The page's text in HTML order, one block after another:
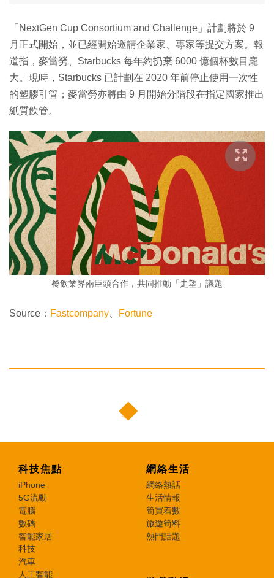
「NextGen Cup Consortium and Challenge」計劃將於 9
月正式開始，並已經開始邀請企業家、專家等提交方案。報
道指，麥當勞、Starbucks 每年約扔棄 6000 億個杯數目龐
大。現時，Starbucks 已計劃在 2020 年前停止使用一次性
的塑膠引管；麥當勞亦將由 9 月開始分階段在指定國家推出
紙質飲管。
餐飲業界兩巨頭合作，共同推動「走塑」議題
Source： Fastcompany、 Fortune
科技焦點
iPhone
5G流動
電腦
數碼
智能家居
科技
汽車
人工智能
網絡生活
網絡熱話
生活情報
筍買着數
旅遊筍料
熱門話題